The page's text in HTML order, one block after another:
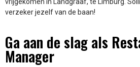
vrijgekomen in Landgraaf, te Limburg.
verzeker jezelf van de baan!
Ga aan de slag als
Manager